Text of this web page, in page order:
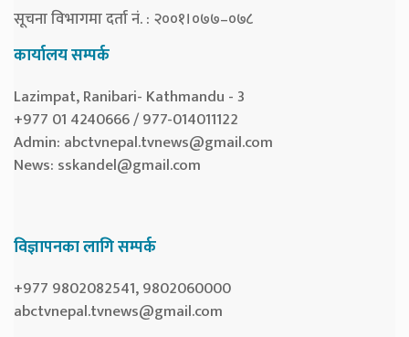
सूचना विभागमा दर्ता नं. : २००१।०७७–०७८
कार्यालय सम्पर्क
Lazimpat, Ranibari- Kathmandu - 3
+977 01 4240666 / 977-014011122
Admin: abctvnepal.tvnews@gmail.com
News: sskandel@gmail.com
विज्ञापनका लागि सम्पर्क
+977 9802082541, 9802060000
abctvnepal.tvnews@gmail.com